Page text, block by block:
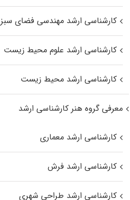
کارشناسی ارشد مهندسی فضای سبز
کارشناسی ارشد علوم محیط‌ زیست
کارشناسی ارشد محیط زیست
معرفی گروه هنر کارشناسی ارشد
کارشناسی ارشد معماری
کارشناسی ارشد فرش
کارشناسی ارشد طراحی شهری